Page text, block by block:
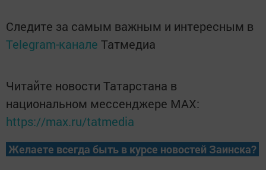
Следите за самым важным и интересным в
Telegram-канале Татмедиа
Читайте новости Татарстана в
национальном мессенджере MАХ:
https://max.ru/tatmedia
Желаете всегда быть в курсе новостей Заинска?